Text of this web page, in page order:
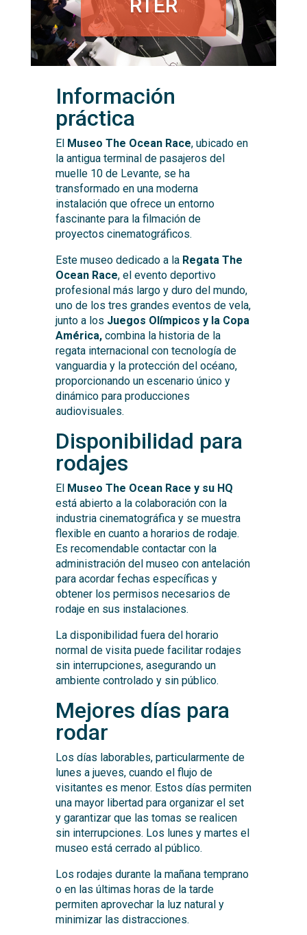
RTER
Información
práctica
El Museo The Ocean Race, ubicado en
la antigua terminal de pasajeros del
muelle 10 de Levante, se ha
transformado en una moderna
instalación que ofrece un entorno
fascinante para la filmación de
proyectos cinematográficos.
Este museo dedicado a la Regata The
Ocean Race, el evento deportivo
profesional más largo y duro del mundo,
uno de los tres grandes eventos de vela,
junto a los Juegos Olímpicos y la Copa
América, combina la historia de la
regata internacional con tecnología de
vanguardia y la protección del océano,
proporcionando un escenario único y
dinámico para producciones
audiovisuales.
Disponibilidad para
rodajes
El Museo The Ocean Race y su HQ
está abierto a la colaboración con la
industria cinematográfica y se muestra
flexible en cuanto a horarios de rodaje.
Es recomendable contactar con la
administración del museo con antelación
para acordar fechas específicas y
obtener los permisos necesarios de
rodaje en sus instalaciones.
La disponibilidad fuera del horario
normal de visita puede facilitar rodajes
sin interrupciones, asegurando un
ambiente controlado y sin público.
Mejores días para
rodar
Los días laborables, particularmente de
lunes a jueves, cuando el flujo de
visitantes es menor. Estos días permiten
una mayor libertad para organizar el set
y garantizar que las tomas se realicen
sin interrupciones. Los lunes y martes el
museo está cerrado al público.
Los rodajes durante la mañana temprano
o en las últimas horas de la tarde
permiten aprovechar la luz natural y
minimizar las distracciones.